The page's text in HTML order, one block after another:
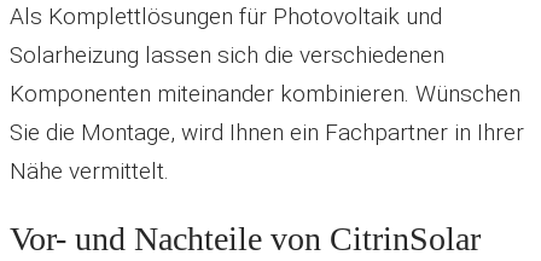
Als Komplettlösungen für Photovoltaik und
Solarheizung lassen sich die verschiedenen
Komponenten miteinander kombinieren. Wünschen
Sie die Montage, wird Ihnen ein Fachpartner in Ihrer
Nähe vermittelt.
Vor- und Nachteile von CitrinSolar